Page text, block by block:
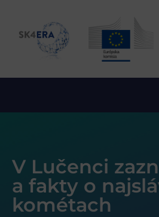
V Lučenci
a fakty o
kométach